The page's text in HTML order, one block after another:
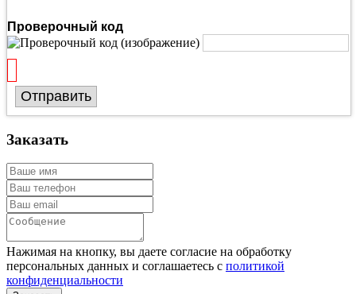
Проверочный код
Отправить
Заказать
Нажимая на кнопку, вы даете согласие на обработку
персональных данных и соглашаетесь с политикой
конфиденциальности